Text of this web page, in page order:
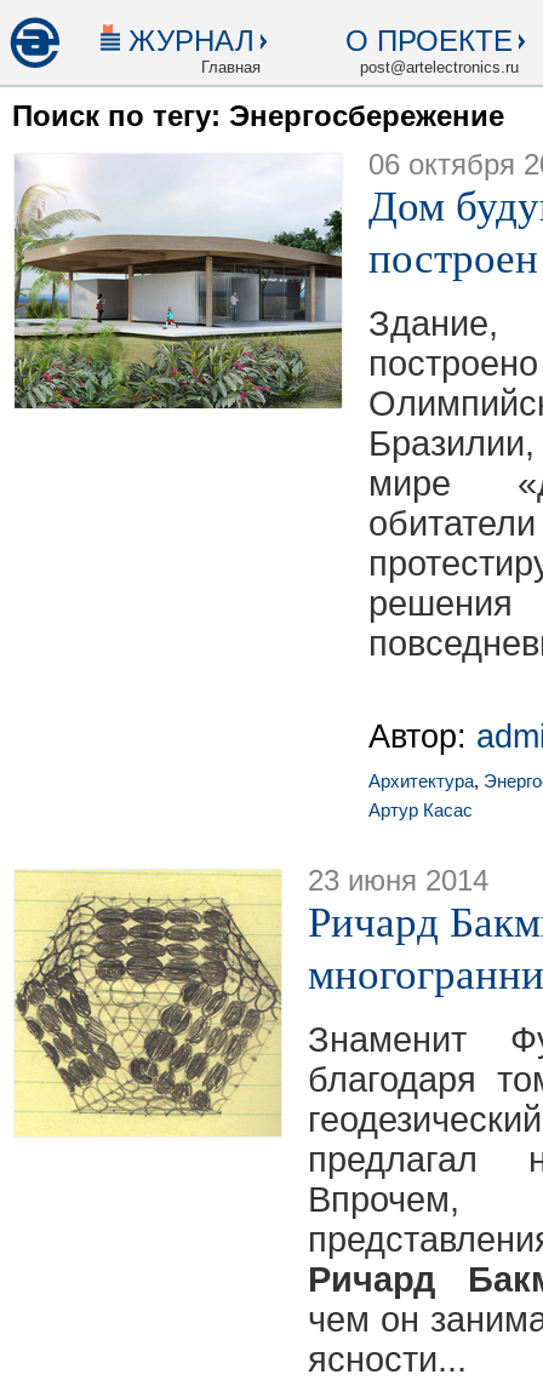
ЖУРНАЛ
Главная
О ПРОЕКТЕ
post@artelectronics.ru
Поиск по тегу: Энергосбережение
06 октября
Дом
мире
Автор:
Архитектура,
Артур Касас
23 июня 2014
Ричард
Знаменит
благодаря
предлагал
Ричард
чем он
ясности...